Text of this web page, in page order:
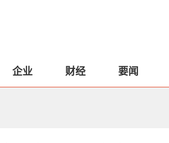
企业 财经 要闻